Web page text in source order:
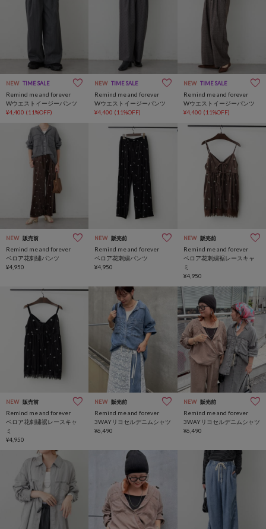
NEW TIME SALE
Remind me and forever
Wウエストイージーパンツ
¥4,400 (11%OFF)
NEW TIME SALE
Remind me and forever
Wウエストイージーパンツ
¥4,400 (11%OFF)
NEW TIME SALE
Remind me and forever
Wウエストイージーパンツ
¥4,400 (11%OFF)
NEW 販売前
Remind me and forever
ベロア花刺繍パンツ
¥4,950
NEW 販売前
Remind me and forever
ベロア花刺繍パンツ
¥4,950
NEW 販売前
Remind me and forever
ベロア花刺繍裾レースキャ
ミ
¥4,950
NEW 販売前
Remind me and forever
ベロア花刺繍裾レースキャ
ミ
¥4,950
NEW 販売前
Remind me and forever
3WAYリヨセルデニムシャツ
¥6,490
NEW 販売前
Remind me and forever
3WAYリヨセルデニムシャツ
¥6,490